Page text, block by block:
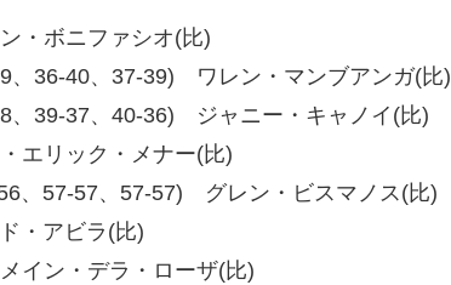
・ボニファシオ(比)
36-40、37-39) ワレン・マンブアンガ(比)
39-37、40-36) ジャニー・キャノイ(比)
リック・メナー(比)
、57-57、57-57) グレン・ビスマノス(比)
・アビラ(比)
ン・デラ・ローザ(比)